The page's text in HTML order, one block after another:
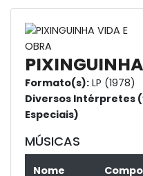
Formato(s): LP (1978)
Diversos Intérpretes
Especiais)
MÚSICAS
Nome